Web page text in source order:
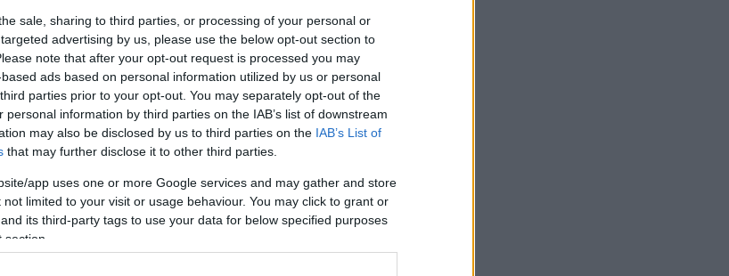
sale, sharing to third parties, or processing of your personal or
advertising by us, please use the below opt-out section to
note that after your opt-out request is processed you may
ads based on personal information utilized by us or personal
parties prior to your opt-out. You may separately opt-out of the
information by third parties on the IAB’s list of downstream
may also be disclosed by us to third parties on the IAB’s List of
that may further disclose it to other third parties.
app uses one or more Google services and may gather and store
limited to your visit or usage behaviour. You may click to grant or
its third-party tags to use your data for below specified purposes